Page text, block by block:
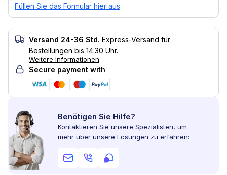
Füllen Sie das Formular hier aus
Versand 24-36 Std. Express-Versand für
Bestellungen bis 14:30 Uhr.
Weitere Informationen
Secure payment with
Benötigen Sie Hilfe?
Kontaktieren Sie unsere Spezialisten, um
mehr über unsere Lösungen zu erfahren: